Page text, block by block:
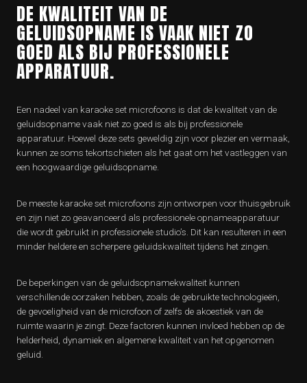
DE KWALITEIT VAN DE
GELUIDSOPNAME IS VAAK NIET ZO
GOED ALS BIJ PROFESSIONELE
APPARATUUR.
Een nadeel van karaoke set microfoons is dat de kwaliteit van de
geluidsopname vaak niet zo goed is als bij professionele
apparatuur. Hoewel deze sets geweldig zijn voor plezier en vermaak,
kunnen ze soms tekortschieten als het gaat om het vastleggen van
een hoogwaardige geluidsopname.
De meeste karaoke set microfoons zijn ontworpen voor thuisgebruik
en zijn niet zo geavanceerd als professionele opnameapparatuur
die wordt gebruikt in professionele studio’s. Dit kan resulteren in een
minder heldere en scherpere geluidskwaliteit tijdens het zingen.
De beperkingen van de geluidsopnamekwaliteit kunnen
verschillende oorzaken hebben, zoals de gebruikte technologieën,
de gevoeligheid van de microfoon of zelfs de akoestiek van de
ruimte waarin je zingt. Deze factoren kunnen invloed hebben op de
helderheid, dynamiek en algemene kwaliteit van het opgenomen
geluid.